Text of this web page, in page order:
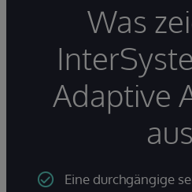
Was
Adaptive
Eine durchgängige